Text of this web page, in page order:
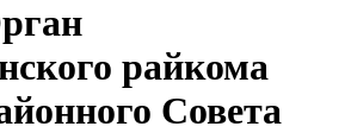
райкома
Совета